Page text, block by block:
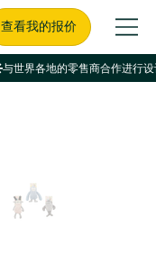
查看我的报价